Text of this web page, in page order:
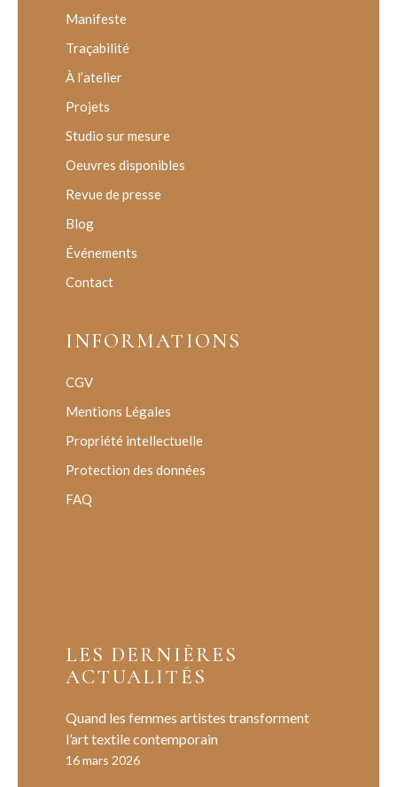
Manifeste
Traçabilité
À l’atelier
Projets
Studio sur mesure
Oeuvres disponibles
Revue de presse
Blog
Événements
Contact
INFORMATIONS
CGV
Mentions Légales
Propriété intellectuelle
Protection des données
FAQ
LES DERNIÈRES
ACTUALITÉS
Quand les femmes artistes transforment
l’art textile contemporain
16 mars 2026